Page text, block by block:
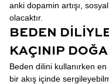
anki dopamin artışı,
olacaktır.
BEDEN
KAÇINIP
Beden dilini kullanırken
bir akış içinde